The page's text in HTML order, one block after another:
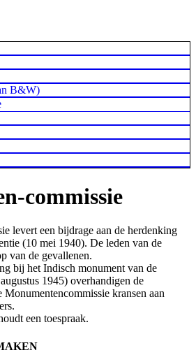
B&W)
commissie
levert een bijdrage aan de herdenking
(10 mei 1940). De leden van de
van de gevallenen.
bij het Indisch monument van de
1945) overhandigen de
kransen aan
een toespraak.